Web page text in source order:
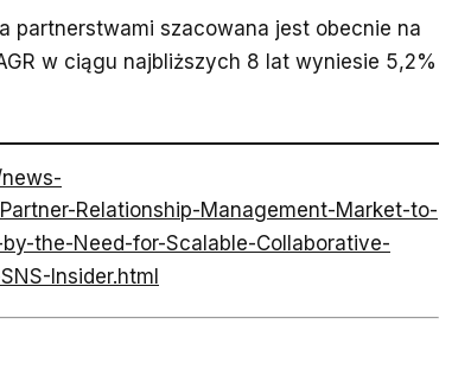
partnerstwami szacowana jest obecnie na
w ciągu najbliższych 8 lat wyniesie 5,2%
Relationship-Management-Market-to-
the-Need-for-Scalable-Collaborative-
Insider.html